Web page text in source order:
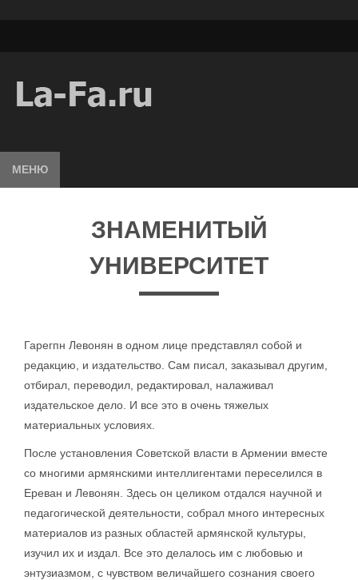
МЕНЮ
ЗНАМЕНИТЫЙ
УНИВЕРСИТЕТ
Гарегпн Левонян в одном лице представлял собой и
редакцию, и издательство. Сам писал, заказывал другим,
отбирал, переводил, редактировал, налаживал
издательское дело. И все это в очень тяжелых
материальных условиях.
После установления Советской власти в Армении вместе
со многими армянскими интеллигентами переселился в
Ереван и Левонян. Здесь он целиком отдался научной и
педагогической деятельности, собрал много интересных
материалов из разных областей армянской культуры,
изучил их и издал. Все это делалось им с любовью и
энтузиазмом, с чувством величайшего сознания своего